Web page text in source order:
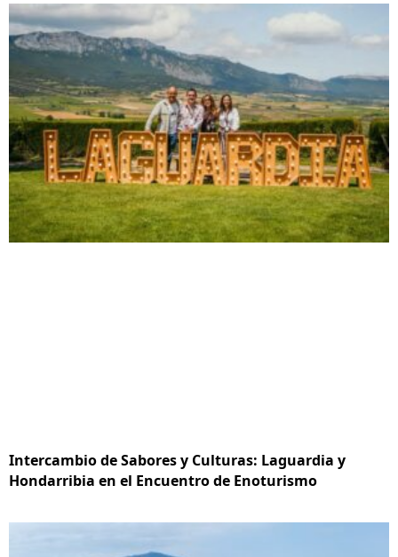
Intercambio de Sabores y Culturas: Laguardia y
Hondarribia en el Encuentro de Enoturismo